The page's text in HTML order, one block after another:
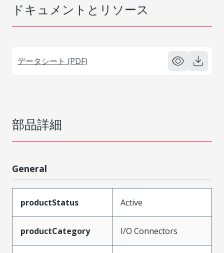
ドキュメントとリソース
データシート (PDF)
部品詳細
General
productStatus Active
productCategory I/O Connectors